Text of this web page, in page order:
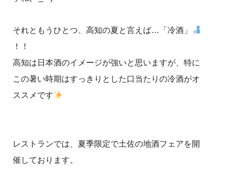
それともうひとつ、高知の夏と言えば…「冷酒」
！！
高知は日本酒のイメージが強いと思いますが、特に
この暑い時期はすっきりとした口当たりの冷酒がオ
ススメです
レストランでは、夏季限定で土佐の地酒フェアを開
催しております。